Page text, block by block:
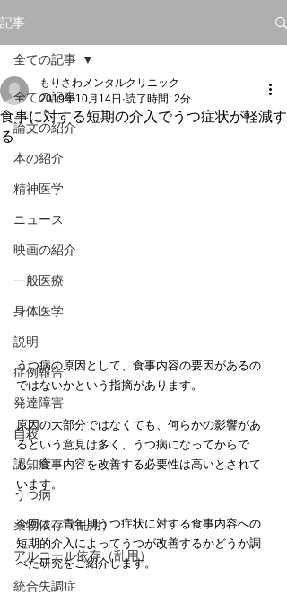
記事
全ての記事
論文の紹介
本の紹介
精神医学
ニュース
映画の紹介
一般医療
身体医学
説明
症例報告
発達障害
自殺
認知症
うつ病
薬物依存（乱用）
アルコール依存（乱用）
統合失調症
全ての記事
食事に対する短期の介入でうつ症状が軽減す
る
もりさわメンタルクリニック
2019年10月14日 読了時間: 2分
うつ病の原因として、食事内容の要因があるの
ではないかという指摘があります。
原因の大部分ではなくても、何らかの影響があ
るという意見は多く、うつ病になってからで
も、食事内容を改善する必要性は高いとされて
います。
今回は、青年期うつ症状に対する食事内容への
短期的介入によってうつが改善するかどうか調
べた研究をご紹介します。